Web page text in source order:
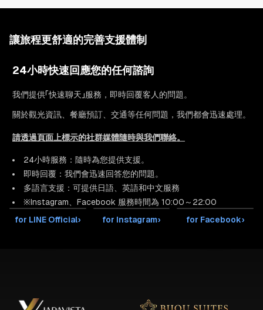
讓旅程更舒適的完善支援體制
24小時快速回應您的任何諮詢
我們提供「快速聊天」服務，即時回覆客人的問題。
關於觀光資訊、餐廳預訂、交通等任何問題，我們都會迅速處理。
請透過頁面上標示的社群媒體隨時與我們聯絡。
24小時服務：隨時為您提供支援。
即時回覆：我們會迅速回答您的問題。
多語言支援：可提供日語、英語和中文服務
※Instagram、Facebook 服務時間為 10:00～22:00
for LINE Official› for Instagram› for Facebook›